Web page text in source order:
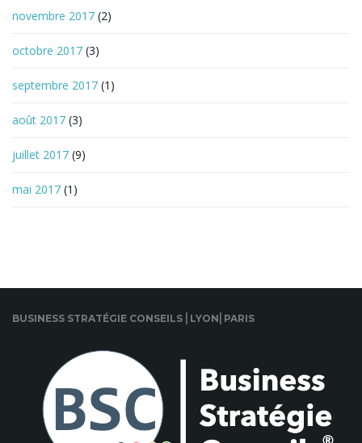
novembre 2017 (2)
octobre 2017 (3)
septembre 2017 (1)
août 2017 (3)
juillet 2017 (9)
mai 2017 (1)
BUSINESS STRATÉGIE CONSEILS ⎜LYON⎜PARIS